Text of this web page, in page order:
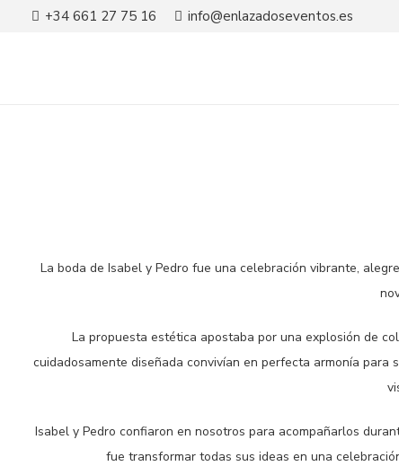
+34 661 27 75 16 info@enlazadoseventos.es
La boda de Isabel y Pedro fue una celebración vibrante,
La propuesta estética apostaba por una explosión de
cuidadosamente diseñada convivían en perfecta armonía
Isabel y Pedro confiaron en nosotros para acompañarlos
fue transformar todas sus ideas en una